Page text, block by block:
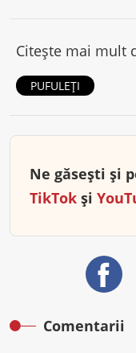
Citește mai mult
PUFULEȚI
Ne găsești și
TikTok și
Comentarii